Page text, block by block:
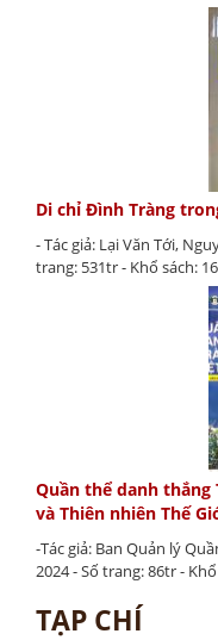
Di chỉ Đình Tràng
- Tác giả: Lại Văn Tới,
trang: 531tr - Khổ sách:
Quần thể danh thắng
và Thiên nhiên Thế
-Tác giả: Ban Quản lý
2024 - Số trang: 86tr -
TẠP CHÍ